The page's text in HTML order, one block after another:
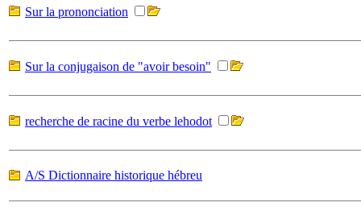
Sur la prononciation
Sur la conjugaison de "avoir besoin"
recherche de racine du verbe lehodot
A/S Dictionnaire historique hébreu